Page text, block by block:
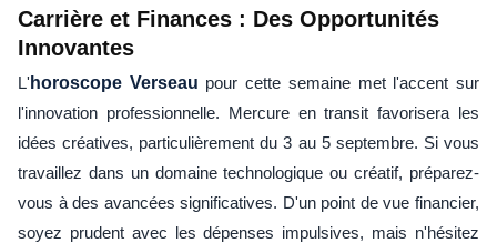
Carrière et Finances : Des Opportunités
Innovantes
L' horoscope Verseau pour cette semaine met l'accent sur
l'innovation professionnelle. Mercure en transit favorisera les
idées créatives, particulièrement du 3 au 5 septembre. Si vous
travaillez dans un domaine technologique ou créatif, préparez-
vous à des avancées significatives. D'un point de vue financier,
soyez prudent avec les dépenses impulsives, mais n'hésitez